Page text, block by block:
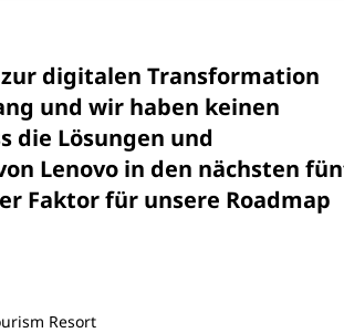
digitalen Transformation
und wir haben keinen
die Lösungen und
Lenovo in den nächsten
Faktor für unsere Roadmap
Resort